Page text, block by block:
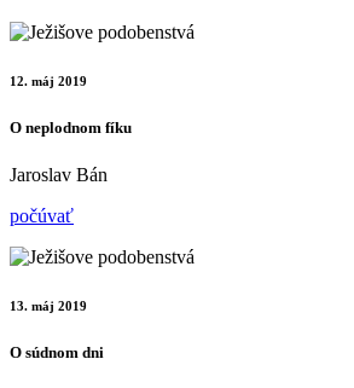
12. máj 2019
O neplodnom fíku
Jaroslav Bán
počúvať
13. máj 2019
O súdnom dni